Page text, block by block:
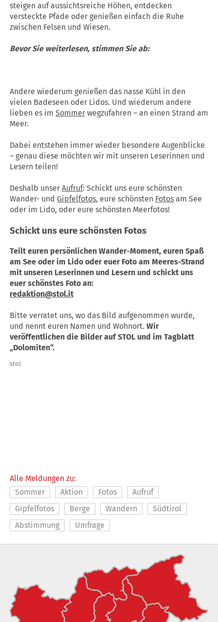
steigen auf aussichtsreiche Höhen, entdecken
versteckte Pfade oder genießen einfach die Ruhe
zwischen Felsen und Wiesen.
Bevor Sie weiterlesen, stimmen Sie ab:
Andere wiederum genießen das nasse Kühl in den
vielen Badeseen oder Lidos. Und wiederum andere
lieben es im Sommer wegzufahren – an einen Strand am
Meer.
Dabei entstehen immer wieder besondere Augenblicke
– genau diese möchten wir mit unseren Leserinnen und
Lesern teilen!
Deshalb unser Aufruf: Schickt uns eure schönsten
Wander- und Gipfelfotos, eure schönsten Fotos am See
oder im Lido, oder eure schönsten Meerfotos!
Schickt uns eure schönsten Fotos
Teilt euren persönlichen Wander-Moment, euren Spaß
am See oder im Lido oder euer Foto am Meeres-Strand
mit unseren Leserinnen und Lesern und schickt uns
euer schönstes Foto an:
redaktion@stol.it
Bitte verratet uns, wo das Bild aufgenommen wurde,
und nennt euren Namen und Wohnort. Wir
veröffentlichen die Bilder auf STOL und im Tagblatt
„Dolomiten“.
stol
Alle Meldungen zu:
Sommer
Aktion Fotos
Aufruf
Gipfelfotos
Berge Wandern
Südtirol
Abstimmung
Umfrage